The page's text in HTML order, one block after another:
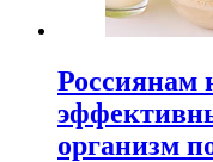
Россиянам
организм